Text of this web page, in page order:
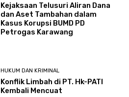
Kejaksaan Telusuri Aliran Dana
dan Aset Tambahan dalam
Kasus Korupsi BUMD PD
Petrogas Karawang
HUKUM DAN KRIMINAL
Konflik Limbah di PT. Hk-PATI
Kembali Mencuat